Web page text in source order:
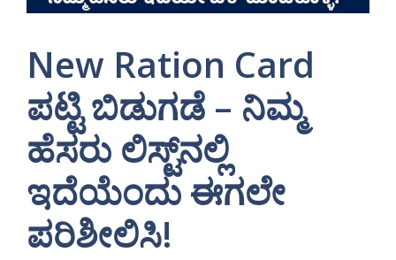
New Ration Card
ಪಟ್ಟಿ ಬಿಡುಗಡೆ – ನಿಮ್ಮ
ಹೆಸರು ಲಿಸ್ಟ್‌ನಲ್ಲಿ
ಇದೆಯೆಂದು ಈಗಲೇ
ಪರಿಶೀಲಿಸಿ!